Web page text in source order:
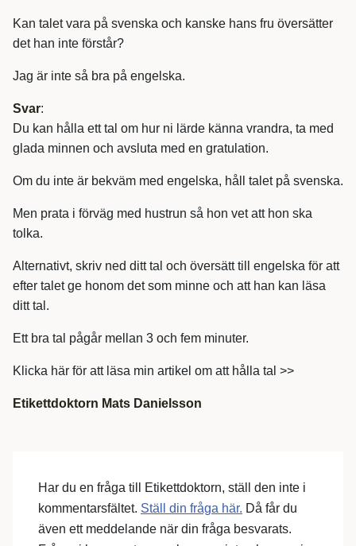
Kan talet vara på svenska och kanske hans fru översätter
det han inte förstår?
Jag är inte så bra på engelska.
Svar:
Du kan hålla ett tal om hur ni lärde känna vrandra, ta med
glada minnen och avsluta med en gratulation.
Om du inte är bekväm med engelska, håll talet på svenska.
Men prata i förväg med hustrun så hon vet att hon ska
tolka.
Alternativt, skriv ned ditt tal och översätt till engelska för att
efter talet ge honom det som minne och att han kan läsa
ditt tal.
Ett bra tal pågår mellan 3 och fem minuter.
Klicka här för att läsa min artikel om att hålla tal >>
Etikettdoktorn Mats Danielsson
Har du en fråga till Etikettdoktorn, ställ den inte i
kommentarsfältet. Ställ din fråga här. Då får du
även ett meddelande när din fråga besvarats.